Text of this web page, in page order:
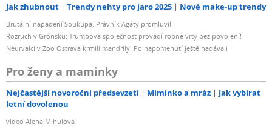
Jak zhubnout Trendy nehty pro jaro 2025 Nové make-up trendy
Brutální napadení Soukupa. Právník Agáty promluvil
Rozruch v Grónsku: Trumpova společnost provádí ropné vrty bez povolení!
Neurvalci v Zoo Ostrava krmili mandrily! Po napomenutí ještě nadávali
Pro ženy a maminky
Nejčastější novoroční předsevzetí Miminko a mráz
Jak vybírat
letní dovolenou
video Alena Mihulová